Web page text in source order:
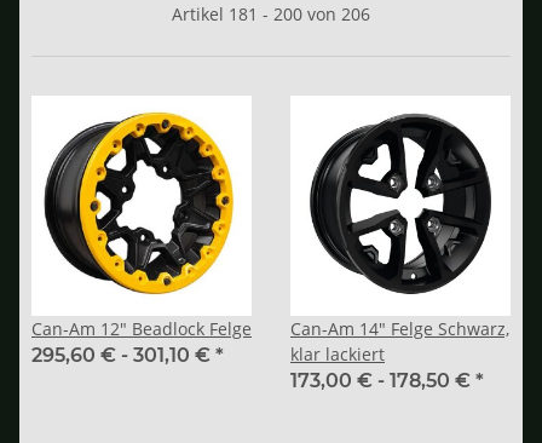
Artikel 181 - 200 von 206
Can-Am 12" Beadlock Felge
295,60 € - 301,10 € *
Can-Am 14" Felge Schwarz,
klar lackiert
173,00 € - 178,50 € *